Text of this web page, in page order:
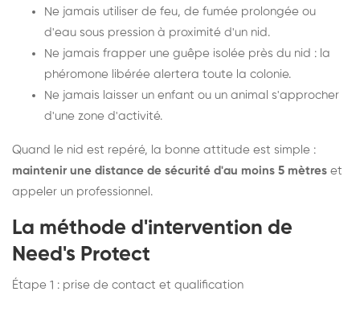
Ne jamais utiliser de feu, de fumée prolongée ou
d'eau sous pression à proximité d'un nid.
Ne jamais frapper une guêpe isolée près du nid : la
phéromone libérée alertera toute la colonie.
Ne jamais laisser un enfant ou un animal s'approcher
d'une zone d'activité.
Quand le nid est repéré, la bonne attitude est simple :
maintenir une distance de sécurité d'au moins 5 mètres et
appeler un professionnel.
La méthode d'intervention de
Need's Protect
Étape 1 : prise de contact et qualification